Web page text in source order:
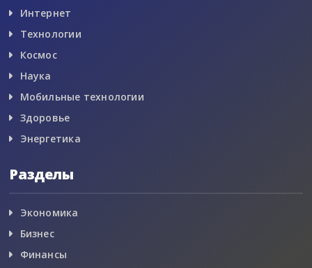
Интернет
Технологии
Космос
Наука
Мобильные технологии
Здоровье
Энергетика
Разделы
Экономика
Бизнес
Финансы